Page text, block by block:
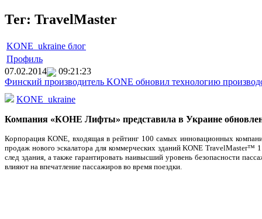
Тег: TravelMaster
KONE_ukraine блог
Профиль
07.02.2014
09:21:23
Финский производитель KONE обновил технологию
KONE_ukraine
Компания «КОНЕ Лифты» представила в Украине
Корпорация KONE, входящая в рейтинг 100 самых инновационных
продаж нового эскалатора для коммерческих зданий KONE TravelMaster™
след здания, а также гарантировать наивысший уровень безопасности
влияют на впечатление пассажиров во время поездки.